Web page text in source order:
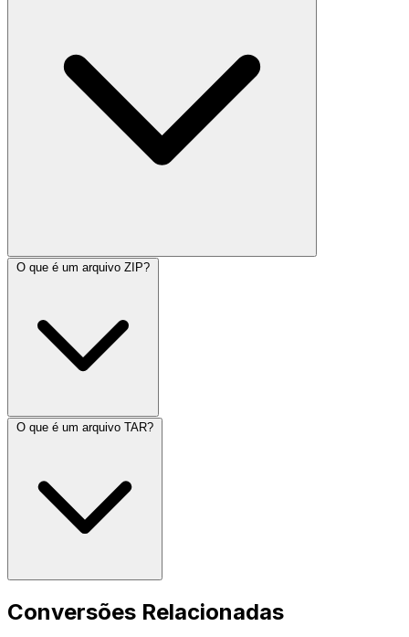
O que é um arquivo ZIP?
O que é um arquivo TAR?
Conversões Relacionadas